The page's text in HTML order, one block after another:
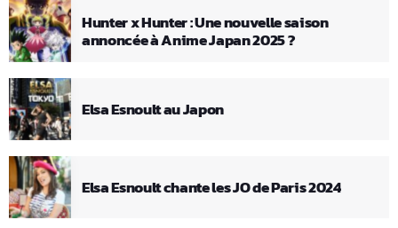
Hunter x Hunter : Une nouvelle saison
annoncée à Anime Japan 2025 ?
Elsa Esnoult au Japon
Elsa Esnoult chante les JO de Paris 2024